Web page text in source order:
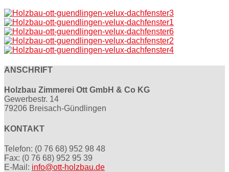
ANSCHRIFT
Holzbau Zimmerei Ott GmbH & Co KG
Gewerbestr. 14
79206 Breisach-Gündlingen
KONTAKT
Telefon: (0 76 68) 952 98 48
Fax: (0 76 68) 952 95 39
E-Mail: info@ott-holzbau.de